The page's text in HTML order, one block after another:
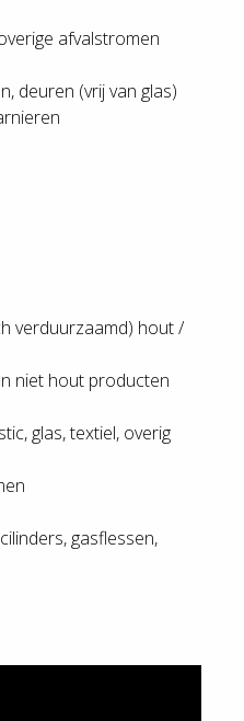
afvalstromen
deuren (vrij van glas)
verduurzaamd) hout /
niet hout producten
glas, textiel, overig
gasflessen,